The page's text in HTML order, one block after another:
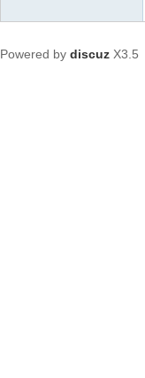
Powered by discuz X3.5